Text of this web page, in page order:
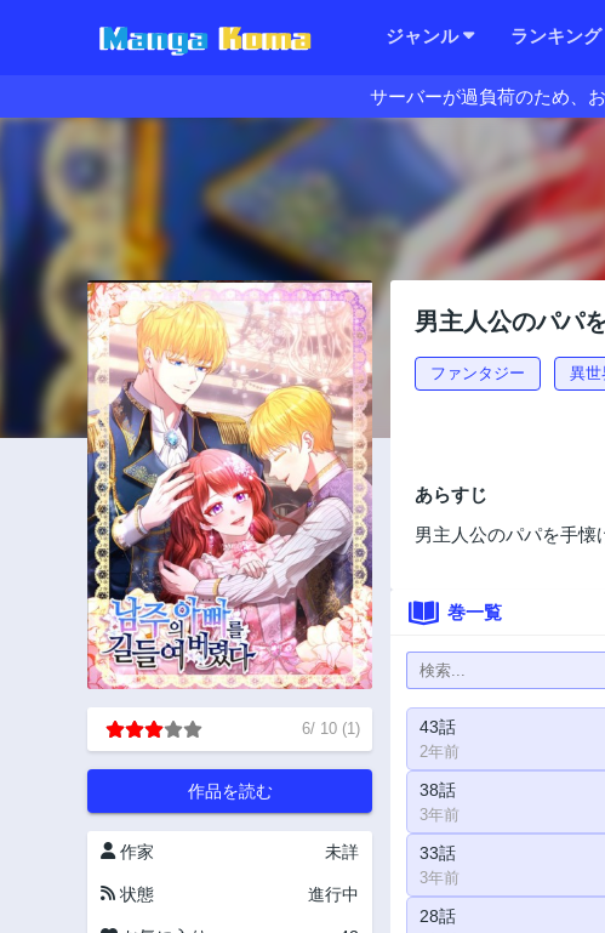
ジャンル ランキング
サーバーが過負荷のため、
6/ 10 (1 )
作品を読む
作家 未詳
状態 進行中
男主人公のパパ
ファンタジー 異世
あらすじ
男主人公のパパを手懐
巻一覧
43話
2年前
38話
3年前
33話
3年前
28話